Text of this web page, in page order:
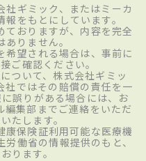
社ギミック、またはミーカ
をもとにしています。
ておりますが、内容を完全
りません。
希望される場合は、事前に
ご確認ください。
ついて、株式会社ギミッ
社ではその賠償の責任を一
誤りがある場合には、お
編集部までご連絡をいただ
たします。
康保険証利用可能な医療機
働省の情報提供のもと、
ります。